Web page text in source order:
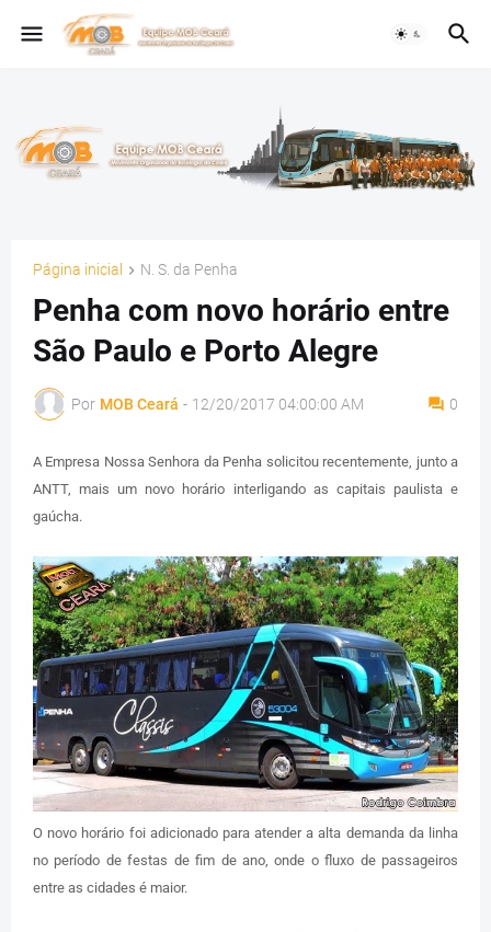
Página inicial N. S. da Penha
Penha com novo horário entre
São Paulo e Porto Alegre
Por MOB Ceará - 12/20/2017 04:00:00 AM 0
A Empresa Nossa Senhora da Penha solicitou recentemente, junto a
ANTT, mais um novo horário interligando as capitais paulista e
gaúcha.
O novo horário foi adicionado para atender a alta demanda da linha
no período de festas de fim de ano, onde o fluxo de passageiros
entre as cidades é maior.